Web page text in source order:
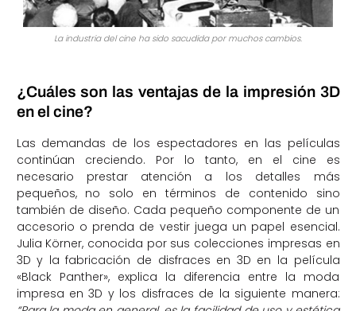
La industria del cine ha sido sacudida por muchos cambios.
¿Cuáles son las ventajas de la impresión 3D
en el cine?
Las demandas de los espectadores en las películas
continúan creciendo. Por lo tanto, en el cine es
necesario prestar atención a los detalles más
pequeños, no solo en términos de contenido sino
también de diseño. Cada pequeño componente de un
accesorio o prenda de vestir juega un papel esencial.
Julia Körner, conocida por sus colecciones impresas en
3D y la fabricación de disfraces en 3D en la película
«Black Panther», explica la diferencia entre la moda
impresa en 3D y los disfraces de la siguiente manera: